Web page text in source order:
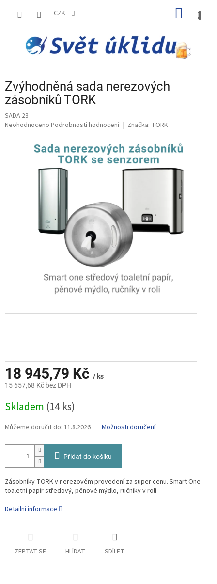
CZK
Zvýhodněná sada nerezových
zásobníků TORK
SADA 23
Průměrné
Neohodnoceno Podrobnosti hodnocení Značka: TORK
18 945,79 Kč / ks
15 657,68 Kč bez DPH
cena:
Skladem (14 ks)
Můžeme doručit do: 11.8.2026 Možnosti doručení
Přidat do košíku
Zásobníky TORK v nerezovém provedení za super cenu. Smart One
toaletní papír středový, pěnové mýdlo, ručníky v roli
Detailní informace
ZEPTAT SE HLÍDAT SDÍLET